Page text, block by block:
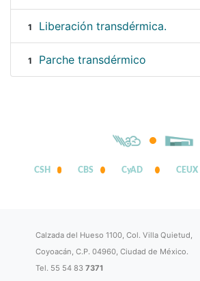
1 Liberación transdérmica.
1 Parche transdérmico
CSH CBS CyAD CEUX
Calzada del Hueso 1100, Col. Villa Quietud,
Coyoacán, C.P. 04960, Ciudad de México.
Tel. 55 54 837371